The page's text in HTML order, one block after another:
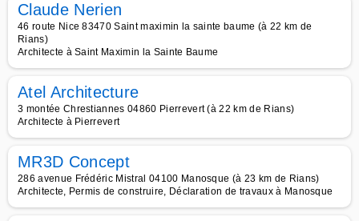
Claude Nerien
46 route Nice 83470 Saint maximin la sainte baume (à 22 km de
Rians)
Architecte à Saint Maximin la Sainte Baume
Atel Architecture
3 montée Chrestiannes 04860 Pierrevert (à 22 km de Rians)
Architecte à Pierrevert
MR3D Concept
286 avenue Frédéric Mistral 04100 Manosque (à 23 km de Rians)
Architecte, Permis de construire, Déclaration de travaux à Manosque